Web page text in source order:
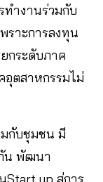
ทำงานร่วมกับ
ราะการลงทุน
กระดับภาค
อุตสาหกรรมไม่
มกับชุมชน มี
น พัฒนา